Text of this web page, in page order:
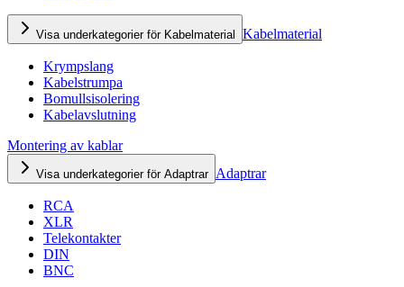
Visa underkategorier för Kabelmaterial Kabelmaterial
Krympslang
Kabelstrumpa
Bomullsisolering
Kabelavslutning
Montering av kablar
Visa underkategorier för Adaptrar Adaptrar
RCA
XLR
Telekontakter
DIN
BNC